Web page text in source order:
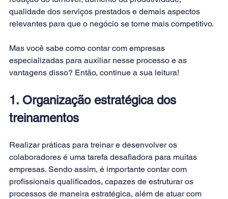
qualidade dos serviços prestados e demais aspectos
relevantes para que o negócio se torne mais competitivo.
Mas você sabe como contar com empresas
especializadas para auxiliar nesse processo e as
vantagens disso? Então, continue a sua leitura!
1. Organização estratégica dos
treinamentos
Realizar práticas para treinar e desenvolver os
colaboradores é uma tarefa desafiadora para muitas
empresas. Sendo assim, é importante contar com
profissionais qualificados, capazes de estruturar os
processos de maneira estratégica, além de atuar com